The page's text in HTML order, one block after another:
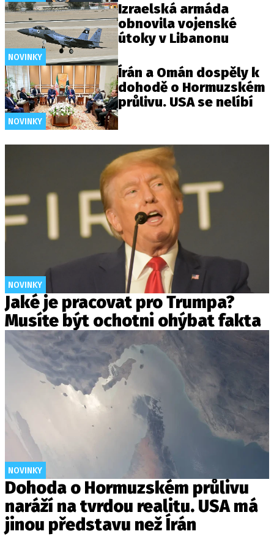
NOVINKY
Izraelská armáda
obnovila vojenské
útoky v Libanonu
NOVINKY
Írán a Omán dospěly k
dohodě o Hormuzském
průlivu. USA se nelíbí
NOVINKY
Jaké je pracovat pro Trumpa?
Musíte být ochotni ohýbat fakta
NOVINKY
Dohoda o Hormuzském průlivu
naráží na tvrdou realitu. USA má
jinou představu než Írán